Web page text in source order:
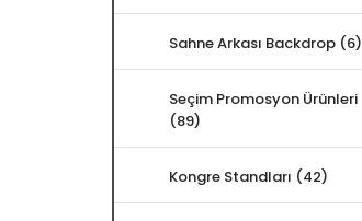
Sahne Arkası Backdrop (6)
Seçim Promosyon Ürünleri
(89)
Kongre Standları (42)